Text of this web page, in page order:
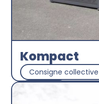
Kompact
Consigne collective